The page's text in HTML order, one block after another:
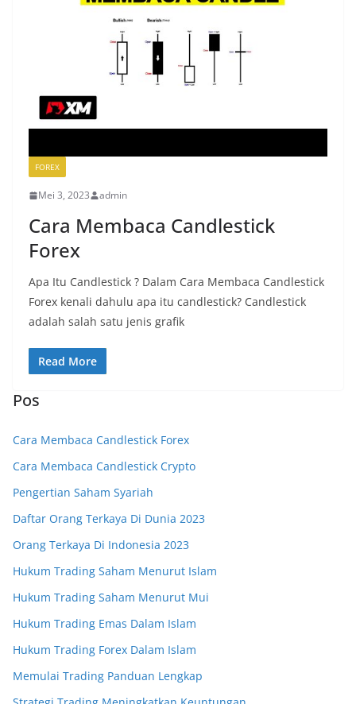
FOREX
Mei 3, 2023 admin
Cara Membaca Candlestick
Forex
Apa Itu Candlestick ? Dalam Cara Membaca Candlestick
Forex kenali dahulu apa itu candlestick? Candlestick
adalah salah satu jenis grafik
Read More
Pos
Cara Membaca Candlestick Forex
Cara Membaca Candlestick Crypto
Pengertian Saham Syariah
Daftar Orang Terkaya Di Dunia 2023
Orang Terkaya Di Indonesia 2023
Hukum Trading Saham Menurut Islam
Hukum Trading Saham Menurut Mui
Hukum Trading Emas Dalam Islam
Hukum Trading Forex Dalam Islam
Memulai Trading Panduan Lengkap